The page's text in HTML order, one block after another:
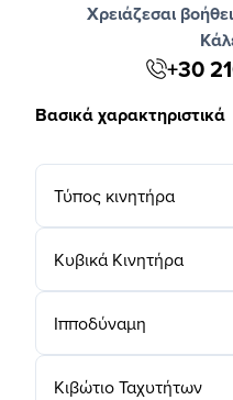
Χρειάζεσαι
+30
Βασικά χαρακτηριστικά
Τύπος κινητήρα
Κυβικά Κινητήρα
Ιπποδύναμη
Κιβώτιο Ταχυτήτων